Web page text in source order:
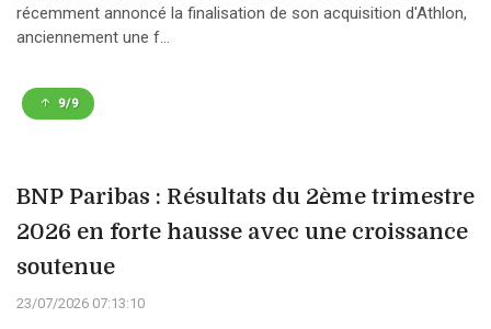
récemment annoncé la finalisation de son acquisition d'Athlon,
anciennement une f...
9/9
BNP Paribas : Résultats du 2ème trimestre
2026 en forte hausse avec une croissance
soutenue
23/07/2026 07:13:10